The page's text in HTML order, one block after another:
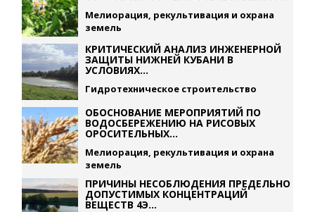
Мелиорация, рекультивация и охрана
земель
КРИТИЧЕСКИЙ АНАЛИЗ ИНЖЕНЕРНОЙ
ЗАЩИТЫ НИЖНЕЙ КУБАНИ В
УСЛОВИЯХ...
Гидротехническое строительство
ОБОСНОВАНИЕ МЕРОПРИЯТИЙ ПО
ВОДОСБЕРЕЖЕНИЮ НА РИСОВЫХ
ОРОСИТЕЛЬНЫХ...
Мелиорация, рекультивация и охрана
земель
ПРИЧИНЫ НЕСОБЛЮДЕНИЯ ПРЕДЕЛЬНО
ДОПУСТИМЫХ КОНЦЕНТРАЦИЙ
ВЕЩЕСТВ 4Э...